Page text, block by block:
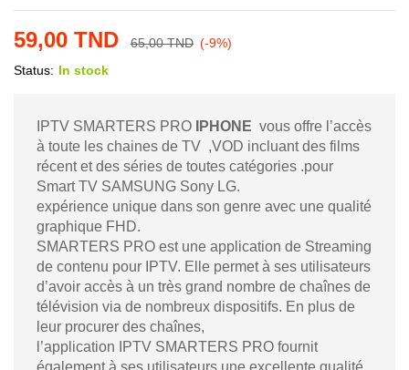
59,00 TND 65,00TND (-9%)
Status: In stock
IPTV SMARTERS PRO IPHONE vous offre l’accès
à toute les chaines de TV ,VOD incluant des films
récent et des séries de toutes catégories .pour
Smart TV SAMSUNG Sony LG.
expérience unique dans son genre avec une qualité
graphique FHD.
SMARTERS PRO est une application de Streaming
de contenu pour IPTV. Elle permet à ses utilisateurs
d’avoir accès à un très grand nombre de chaînes de
télévision via de nombreux dispositifs. En plus de
leur procurer des chaînes,
l’application IPTV SMARTERS PRO fournit